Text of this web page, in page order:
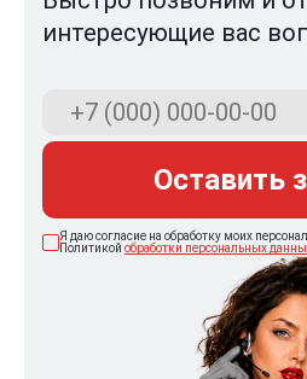
интересующие вас
Оставить
Я даю согласие на обработку моих
Политикой обработки персональных